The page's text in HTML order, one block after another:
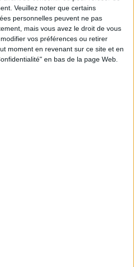
Veuillez noter que certains
personnelles peuvent ne pas
mais vous avez le droit de vous
vos préférences ou retirer
moment en revenant sur ce site et en
en bas de la page Web.
ENJOYING AUGUST IN PARIS